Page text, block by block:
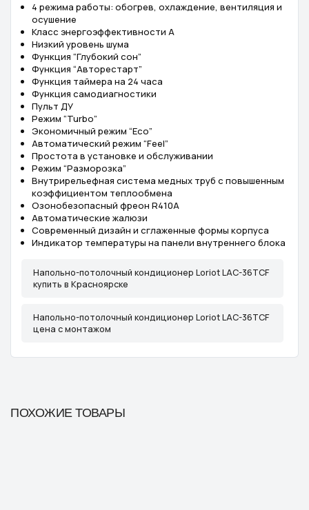
4 режима работы: обогрев, охлаждение, вентиляция и
осушение
Класс энергоэффективности А
Низкий уровень шума
Функция “Глубокий сон”
Функция “Авторестарт”
Функция таймера на 24 часа
Функция самодиагностики
Пульт ДУ
Режим “Turbo”
Экономичный режим “Eco”
Автоматический режим “Feel”
Простота в установке и обслуживании
Режим “Разморозка”
Внутрирельефная система медных труб с повышенным
коэффициентом теплообмена
Озонобезопасный фреон R410A
Автоматические жалюзи
Современный дизайн и сглаженные формы корпуса
Индикатор температуры на панели внутреннего блока
Напольно-потолочный кондиционер Loriot LAC-36TCF
купить в Красноярске
Напольно-потолочный кондиционер Loriot LAC-36TCF
цена с монтажом
ПОХОЖИЕ ТОВАРЫ